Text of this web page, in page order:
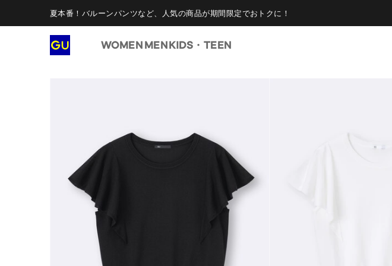
夏本番！バルーンパンツなど、人気の商品が期間限定でおトクに！
WOMEN MENKIDS・TEEN